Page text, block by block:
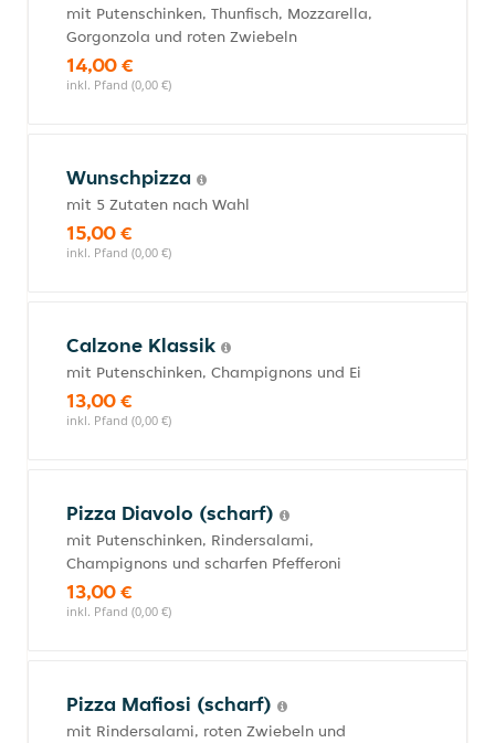
mit Putenschinken, Thunfisch, Mozzarella,
Gorgonzola und roten Zwiebeln
14,00 €
inkl. Pfand (0,00 €)
Wunschpizza
mit 5 Zutaten nach Wahl
15,00 €
inkl. Pfand (0,00 €)
Calzone Klassik
mit Putenschinken, Champignons und Ei
13,00 €
inkl. Pfand (0,00 €)
Pizza Diavolo (scharf)
mit Putenschinken, Rindersalami,
Champignons und scharfen Pfefferoni
13,00 €
inkl. Pfand (0,00 €)
Pizza Mafiosi (scharf)
mit Rindersalami, roten Zwiebeln und